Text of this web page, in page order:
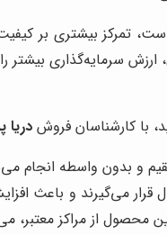
تمرکز بیشتری بر
سرمایه‌گذاری بیشتر
با کارشناسان فروش دریا
بدون واسطه انجام
می‌گیرند و باعث
از مراکز معتبر،